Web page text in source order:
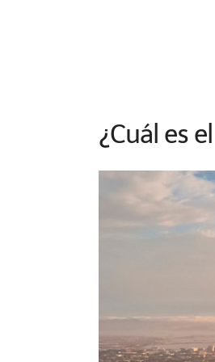
¿Cuál es